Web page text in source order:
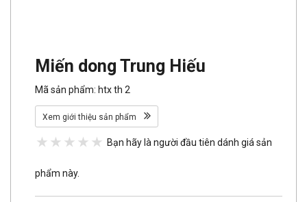
Miến dong Trung Hiếu
Mã sản phẩm: htx th 2
Xem giới thiệu sản phẩm
Bạn hãy là người đầu tiên dánh giá sản
phẩm này.